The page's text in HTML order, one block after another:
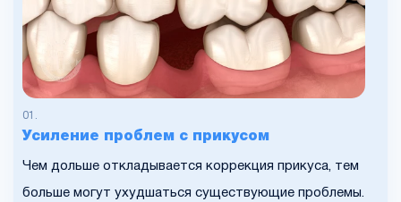
Усиление проблем с прикусом
Чем дольше откладывается коррекция прикуса, тем
больше могут ухудшаться существующие проблемы.